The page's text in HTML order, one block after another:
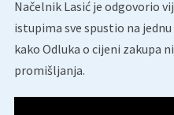
Načelnik Lasić je odgovorio
istupima sve spustio na
kako Odluka o cijeni zakupa
promišljanja.